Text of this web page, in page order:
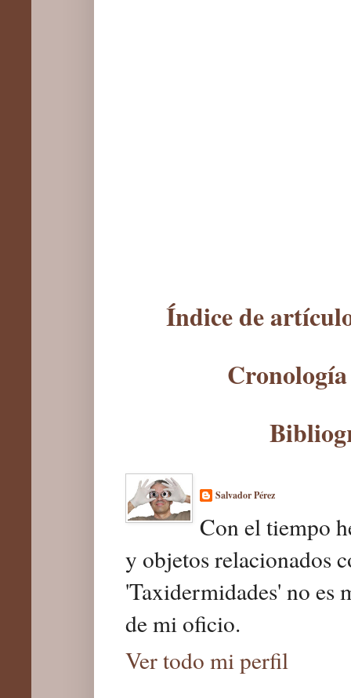
Índice de
Salvador Pérez
Con el tiempo
y objetos relacionados
'Taxidermidades' no es
de mi oficio.
Ver todo mi perfil